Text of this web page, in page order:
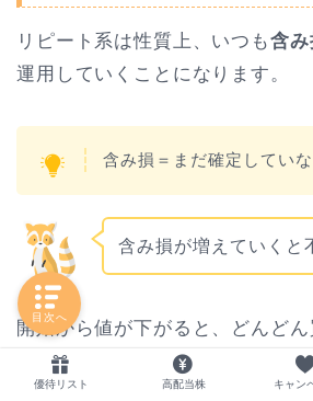
リピート系は性質上、いつも含み
運用していくことになります。
含み損＝まだ確定してい
アラ子
含み損が増えていく
開始から値が下がると、どんどん
するとポジションが増えて、 含
優待リスト 高配当株 キャン
目次へ